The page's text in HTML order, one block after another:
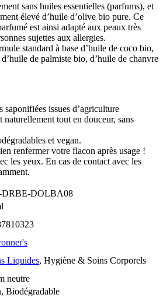
sans huiles essentielles (parfums), et
élevé d’huile d’olive bio pure. Ce
est ainsi adapté aux peaux très
sujettes aux allergies.
standard à base d’huile de coco bio,
de palmiste bio, d’huile de chanvre
saponifiées issues d’agriculture
tout en douceur, sans
et vegan.
renfermer votre flacon après usage !
les yeux. En cas de contact avec les
DOLBA08
Liquides, Hygiène & Soins Corporels
neutre
Biodégradable